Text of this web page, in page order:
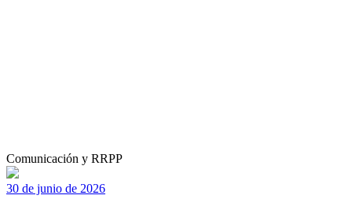
Comunicación y RRPP
30 de junio de 2026